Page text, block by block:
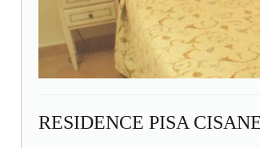
RESIDENCE PISA